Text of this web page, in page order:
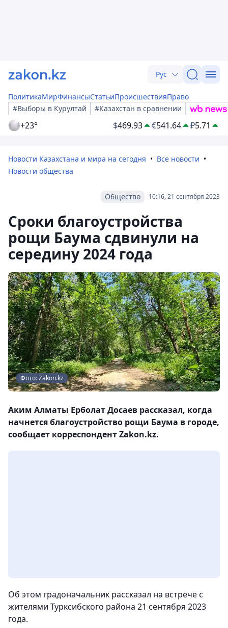
Рус
ПолитикаМирФинансыСтатьиПроисшествияПраво
#Выборы в Курултай
#Казахстан в сравнении
+23° $469.93 €541.64 ₽5.71
Новости Казахстана и мира на сегодня
Все новости
Новости общества
10:16, 21 сентября 2023
Общество
Сроки благоустройства
рощи Баума сдвинули на
середину 2024 года
Фото: Zakon.kz
Аким Алматы Ерболат Досаев рассказал, когда
начнется благоустройство рощи Баума в городе,
сообщает корреспондент Zakon.kz.
Об этом градоначальник рассказал на встрече с
жителями Турксибского района 21 сентября 2023
года.